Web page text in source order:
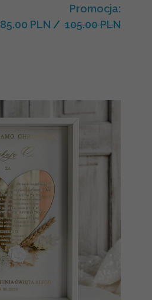
Promocja:
85.00 PLN / 105.00 PLN